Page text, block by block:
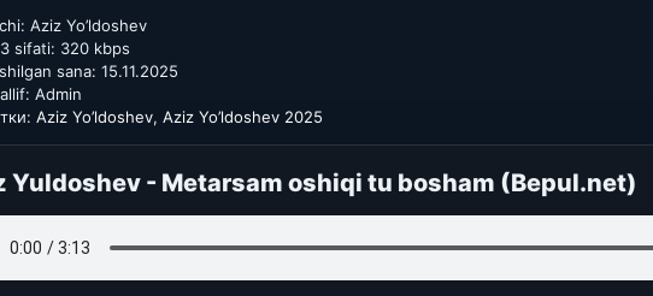
Aziz Yo’ldoshev
sifati: 320 kbps
sana: 15.11.2025
Admin
Aziz Yo’ldoshev, Aziz Yo’ldoshev 2025
Yuldoshev - Metarsam oshiqi tu bosham (Bepul.net)